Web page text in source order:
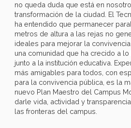
no queda duda que está en
transformación de la ciudad. El
ha entendido que permanecer
metros de altura a las rejas no
ideales para mejorar la
una comunidad que ha crecido a
junto a la institución educativa.
más amigables para todos, con
para la convivencia pública, es la
nuevo Plan Maestro del Campus
darle vida, actividad y
las fronteras del campus.